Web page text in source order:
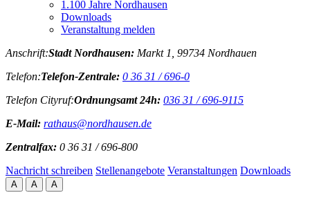
1.100 Jahre Nordhausen
Downloads
Veranstaltung melden
Anschrift:Stadt Nordhausen: Markt 1, 99734 Nordhauen
Telefon:Telefon-Zentrale: 0 36 31 / 696-0
Telefon Cityruf:Ordnungsamt 24h: 036 31 / 696-9115
E-Mail: rathaus@nordhausen.de
Zentralfax: 0 36 31 / 696-800
Nachricht schreiben Stellenangebote Veranstaltungen Downloads
A A A